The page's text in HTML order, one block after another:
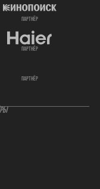
партнёр
партнёр
партнёр